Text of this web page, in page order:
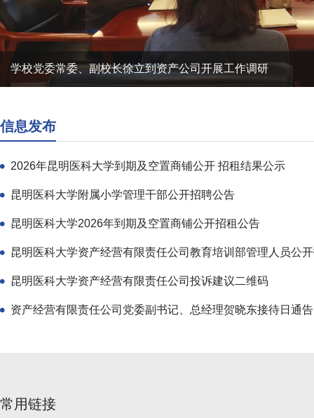
学校党委常委、副校长徐立到资产公司开展工作调研
信息发布
2026年昆明医科大学到期及空置商铺公开 招租结果公示
昆明医科大学附属小学管理干部公开招聘公告
昆明医科大学2026年到期及空置商铺公开招租公告
昆明医科大学资产经营有限责任公司教育培训部管理人员公
昆明医科大学资产经营有限责任公司投诉建议二维码
资产经营有限责任公司党委副书记、总经理贺晓东接待日通告
常用链接